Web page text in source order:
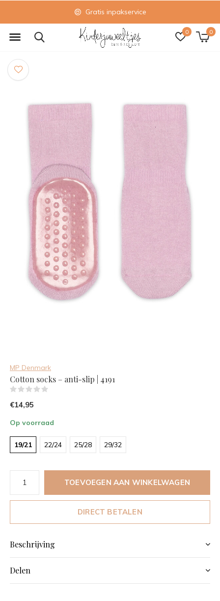
0 0
Gratis inpakservice
MP Denmark
Cotton socks – anti-slip | 4191
€14,95
Op voorraad
19/21 22/24 25/28 29/32
TOEVOEGEN AAN WINKELWAGEN
DIRECT BETALEN
Beschrijving
Delen